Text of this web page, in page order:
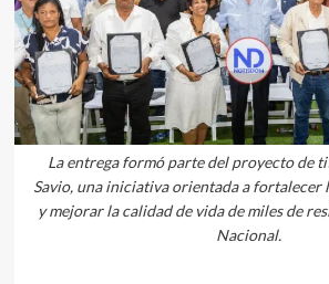
La entrega formó parte del proyecto de
Savio, una iniciativa orientada a fortalecer
y mejorar la calidad de vida de miles de
Nacional.